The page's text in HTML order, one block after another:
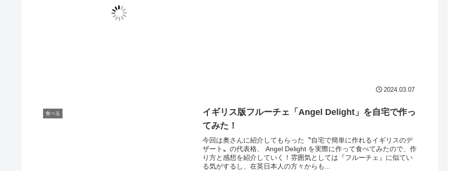
2024.03.07
食べる
イギリス版フルーチェ「Angel Delight」を自宅で作っ
てみた！
今回は奥さんに紹介してもらった〝自宅で簡単に作れるイギリスのデ
ザート〟の代表格、 Angel Delight を実際に作って食べてみたので、作
り方と感想を紹介していく！雰囲気としては『フルーチェ』に似てい
る気がするし、在英日本人の方々からも...